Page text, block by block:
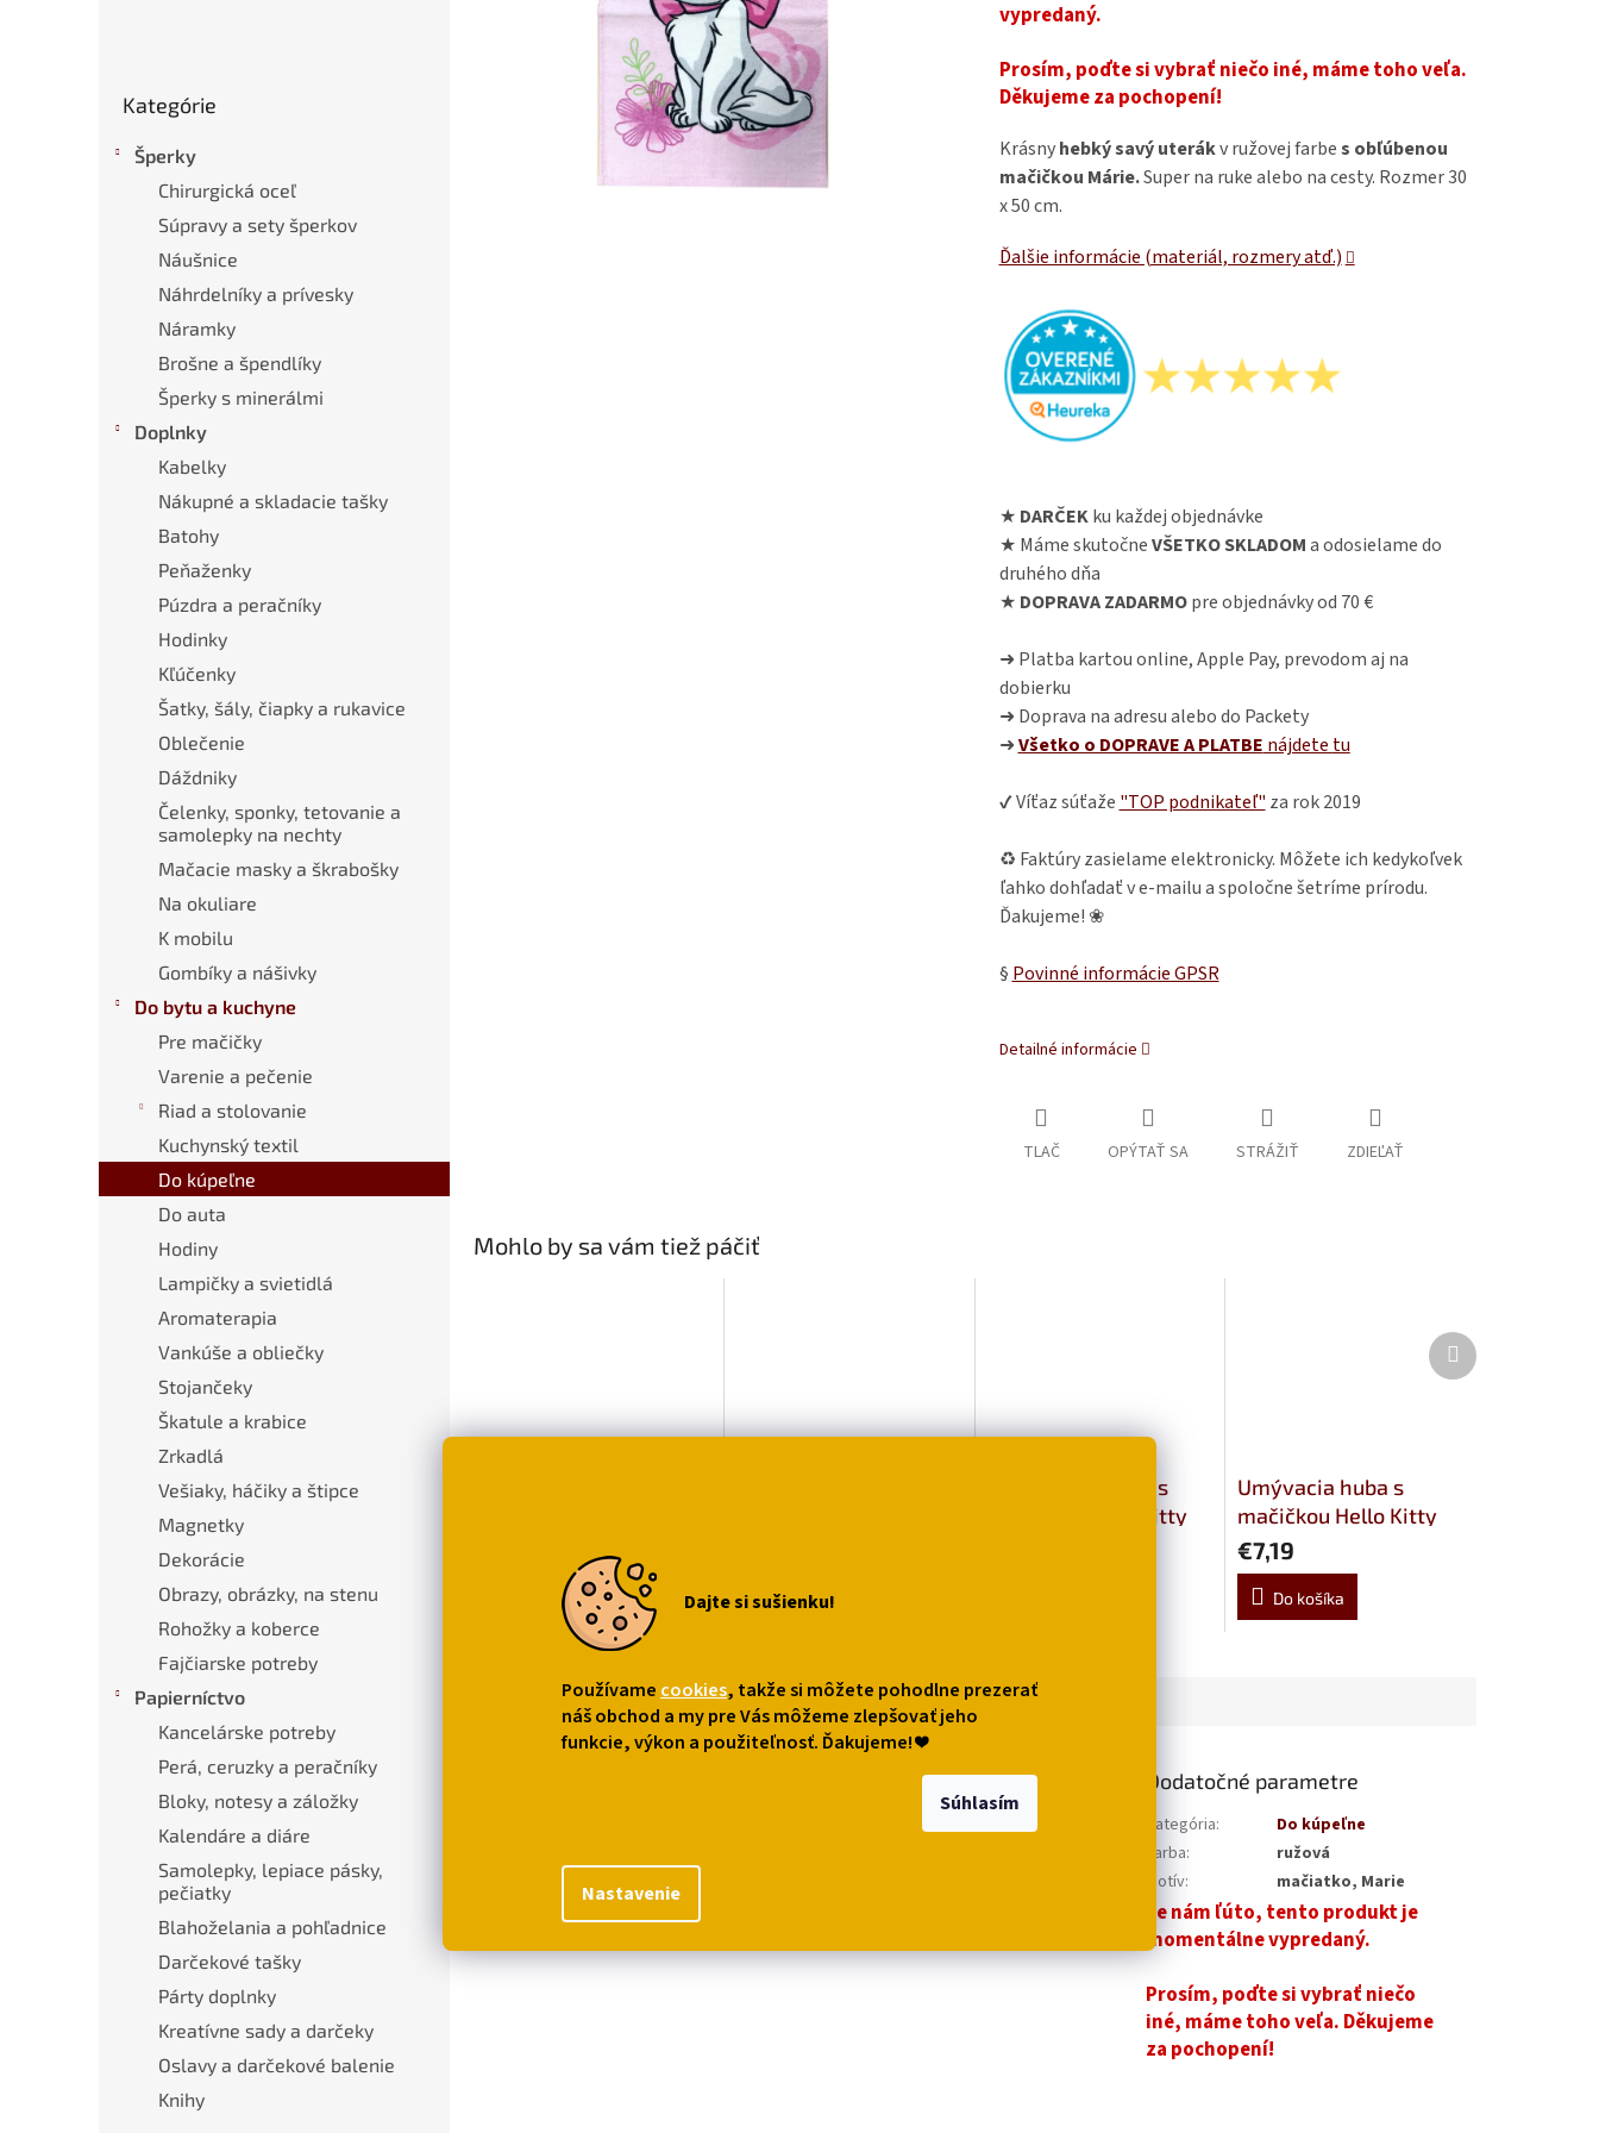
Dajte si sušienku!
Používame cookies, takže si môžete pohodlne prezerať
náš obchod a my pre Vás môžeme zlepšovať jeho
funkcie, výkon a použiteľnosť. Ďakujeme!❤
Nastavenie
Súhlasím
kategórie
Kategórie
Šperky
Chirurgická oceľ
Súpravy a sety šperkov
Náušnice
Náhrdelníky a prívesky
Náramky
Brošne a špendlíky
Šperky s minerálmi
Doplnky
Kabelky
Nákupné a skladacie tašky
Batohy
Peňaženky
Púzdra a peračníky
Hodinky
Kľúčenky
Šatky, šály, čiapky a rukavice
Oblečenie
Dáždniky
Čelenky, sponky, tetovanie a
samolepky na nechty
Mačacie masky a škrabošky
Na okuliare
K mobilu
Gombíky a nášivky
Do bytu a kuchyne
Pre mačičky
Varenie a pečenie
Riad a stolovanie
Kuchynský textil
Do kúpeľne
Do auta
Hodiny
Lampičky a svietidlá
Aromaterapia
Vankúše a obliečky
Stojančeky
Škatule a krabice
Zrkadlá
Vešiaky, háčiky a štipce
Magnetky
Dekorácie
Obrazy, obrázky, na stenu
Rohožky a koberce
Fajčiarske potreby
Papierníctvo
Kancelárske potreby
Perá, ceruzky a peračníky
Bloky, notesy a záložky
Kalendáre a diáre
Samolepky, lepiace pásky,
pečiatky
Blahoželania a pohľadnice
Darčekové tašky
Párty doplnky
Kreatívne sady a darčeky
Oslavy a darčekové balenie
Knihy
vypredaný.
Prosím, poďte si vybrať niečo iné, máme toho veľa.
Děkujeme za pochopení!
Krásnyhebký savý uterákv ružovej farbes obľúbenou
mačičkou Márie.Super na ruke alebo na cesty. Rozmer 30
x 50 cm.
Ďalšie informácie (materiál, rozmery atď.)
★ DARČEKku každej objednávke
★ Máme skutočneVŠETKO SKLADOMa odosielame do
druhého dňa
★ DOPRAVA ZADARMOpre objednávky od 70 €
➜ Platba kartou online, Apple Pay, prevodom aj na
dobierku
➜ Doprava na adresu alebo do Packety
➜Všetko o DOPRAVE A PLATBE nájdete tu
✔ Víťaz súťaže "TOP podnikateľ" za rok 2019
♻ Faktúry zasielame elektronicky. Môžete ich kedykoľvek
ľahko dohľadať v e-mailu a spoločne šetríme prírodu.
Ďakujeme! ❀
§ Povinné informácie GPSR
Detailné informácie
TLAČ OPÝTAŤ SA STRÁŽIŤ ZDIEĽAŤ
Mohlo by sa vám tiež páčiť
Do košíka
Kozmetická sada s
mačičkou Hello Kitty
Umývacia huba s
mačičkou Hello Kitty
€7,19
Do košíka
Ďalší
produkt
Podobné (8) Diskusia
s obľúbenou mačičkou Márie.
Materiál: 100% bavlna
Dodatočné parametre
Kategória:
Do kúpeľne
Farba:
ružová
Motív: mačiatko, Marie
Je nám ľúto, tento produkt je
momentálne vypredaný.
Prosím, poďte si vybrať niečo
iné, máme toho veľa. Děkujeme
za pochopení!